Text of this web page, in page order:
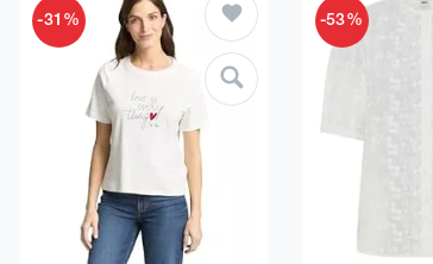
-31% -53%